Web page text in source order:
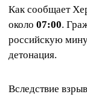
Как сообщает
около 07:00.
российскую
детонация.
Вследствие